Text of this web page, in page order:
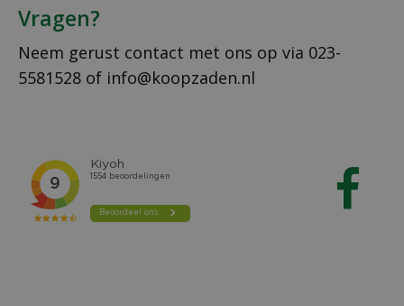
Vragen?
Neem gerust contact met ons op via 023-
5581528 of info@koopzaden.nl